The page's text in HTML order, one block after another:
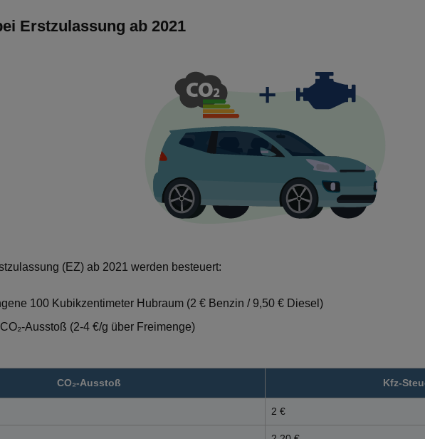
Erstzulassung ab 2021
(EZ) ab 2021 werden besteuert:
100 Kubikzentimeter Hubraum (2 € Benzin / 9,50 € Diesel)
Ausstoß (2-4 €/g über Freimenge)
CO₂-Ausstoß Kfz-
2 €